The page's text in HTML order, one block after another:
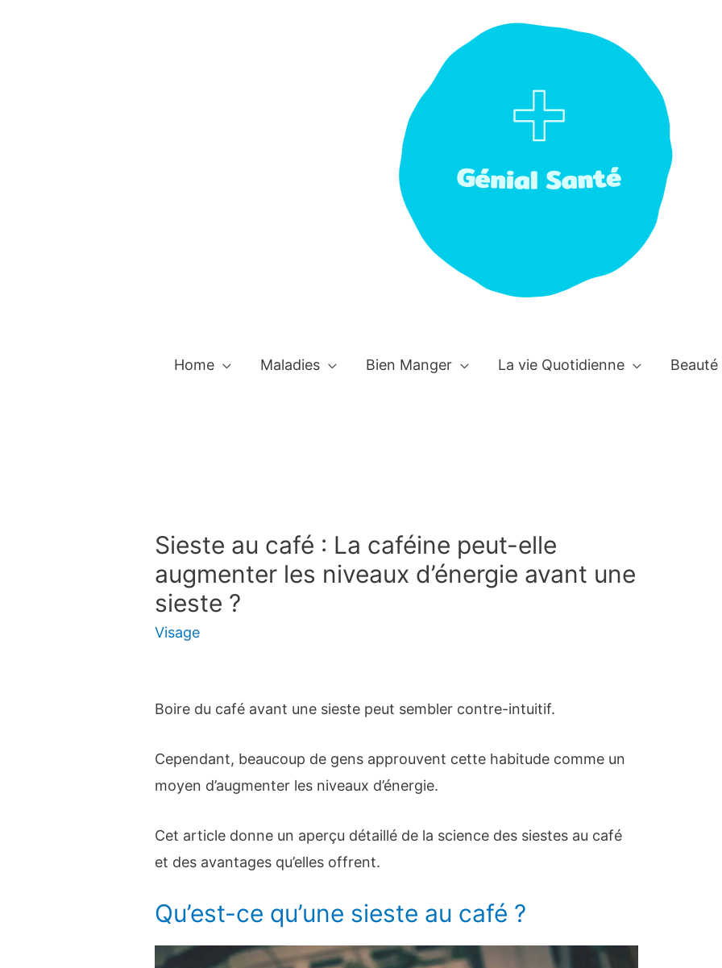
Home Maladies Bien Manger La vie Quotidienne Beauté
Sieste au café : La caféine peut-elle
augmenter les niveaux d’énergie avant une
sieste ?
Visage
Boire du café avant une sieste peut sembler contre-intuitif.
Cependant, beaucoup de gens approuvent cette habitude comme un
moyen d’augmenter les niveaux d’énergie.
Cet article donne un aperçu détaillé de la science des siestes au café
et des avantages qu’elles offrent.
Qu’est-ce qu’une sieste au café ?